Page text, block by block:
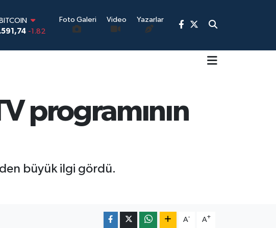
DOLAR
0.02
0.19
BİST100
0
Foto Galeri Video Yazarlar
programının
büyük ilgi gördü.
A- A+